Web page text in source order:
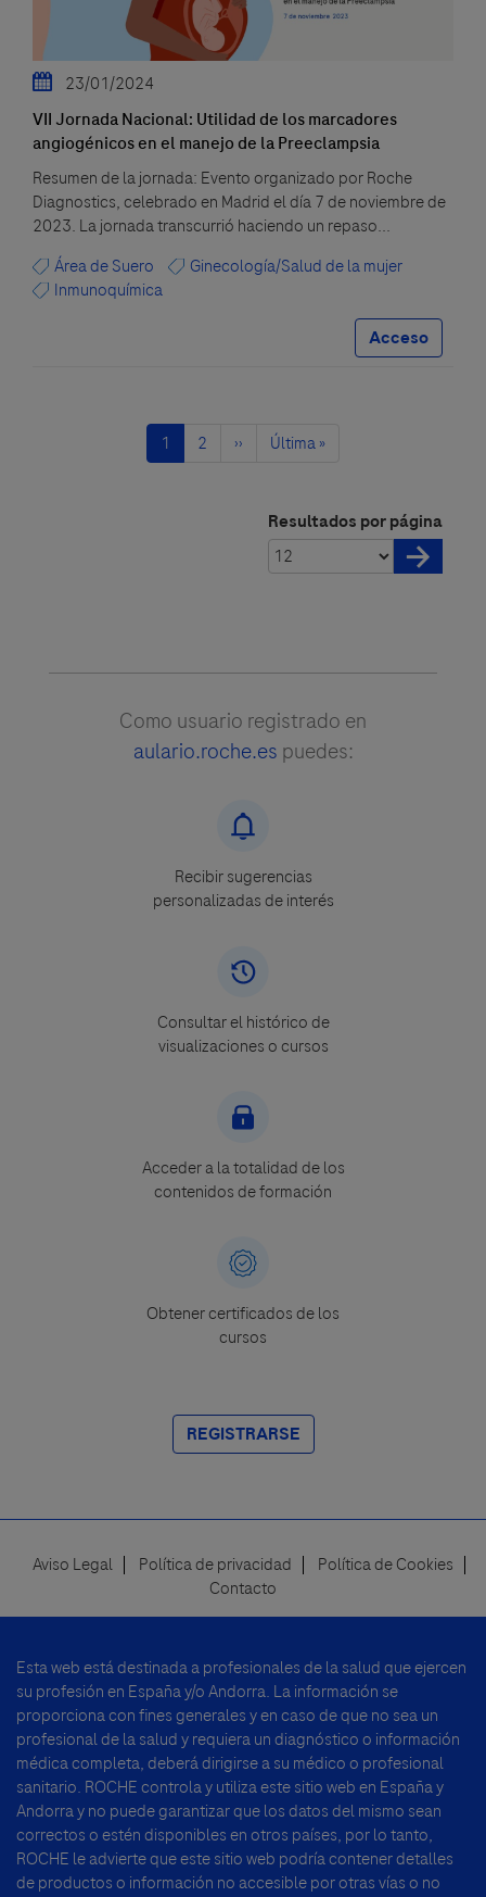
23/01/2024
VII Jornada Nacional: Utilidad de los marcadores
angiogénicos en el manejo de la Preeclampsia
Resumen de la jornada: Evento organizado por Roche
Diagnostics, celebrado en Madrid el día 7 de noviembre de
2023. La jornada transcurrió haciendo un repaso...
Área de Suero
Ginecología/Salud de la mujer
Inmunoquímica
Acceso
Página
actual
1 Página
2
Siguiente
››
Última
Última »
Resultados por página
Como usuario registrado en
aulario.roche.es puedes:
Recibir sugerencias
personalizadas de interés
Consultar el histórico de
visualizaciones o cursos
Acceder a la totalidad de los
contenidos de formación
Obtener certificados de los
cursos
REGISTRARSE
Aviso Legal Política de privacidad
Política de Cookies
Contacto
Esta web está destinada a profesionales de la salud que ejercen
su profesión en España y/o Andorra. La información se
proporciona con fines generales y en caso de que no sea un
profesional de la salud y requiera un diagnóstico o información
médica completa, deberá dirigirse a su médico o profesional
sanitario. ROCHE controla y utiliza este sitio web en España y
Andorra y no puede garantizar que los datos del mismo sean
correctos o estén disponibles en otros países, por lo tanto,
ROCHE le advierte que este sitio web podría contener detalles
de productos o información no accesible por otras vías o no